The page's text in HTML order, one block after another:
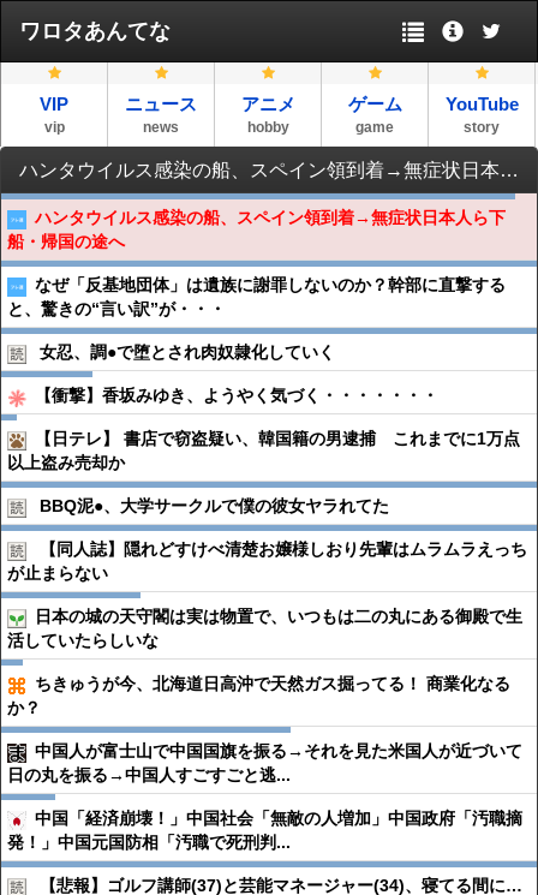
ワロタあんてな
VIP
vip
ニュース
news
アニメ
hobby
ゲーム
game
YouTube
story
ハンタウイルス感染の船、スペイン領到着→無症状日本人ら下船・帰国の途へ
ハンタウイルス感染の船、スペイン領到着→無症状日本人ら下
船・帰国の途へ
なぜ「反基地団体」は遺族に謝罪しないのか？幹部に直撃する
と、驚きの“言い訳”が・・・
女忍、調●︎で堕とされ肉奴隷化していく
【衝撃】香坂みゆき、ようやく気づく・・・・・・・
【日テレ】 書店で窃盗疑い、韓国籍の男逮捕 これまでに1万点
以上盗み売却か
BBQ泥●︎、大学サークルで僕の彼女ヤラれてた
【同人誌】隠れどすけべ清楚お嬢様しおり先輩はムラムラえっち
が止まらない
日本の城の天守閣は実は物置で、いつもは二の丸にある御殿で生
活していたらしいな
ちきゅうが今、北海道日高沖で天然ガス掘ってる！ 商業化なる
か？
中国人が富士山で中国国旗を振る→それを見た米国人が近づいて
日の丸を振る→中国人すごすごと逃...
中国「経済崩壊！」中国社会「無敵の人増加」中国政府「汚職摘
発！」中国元国防相「汚職で死刑判...
【悲報】ゴルフ講師(37)と芸能マネージャー(34)、寝てる間に…